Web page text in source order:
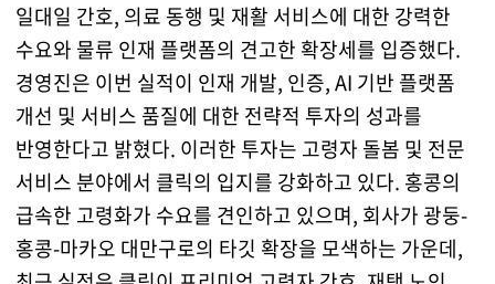
일대일 간호, 의료 동행 및 재활 서비스에 대한 강력한
수요와 물류 인재 플랫폼의 견고한 확장세를 입증했다.
경영진은 이번 실적이 인재 개발, 인증, AI 기반 플랫폼
개선 및 서비스 품질에 대한 전략적 투자의 성과를
반영한다고 밝혔다. 이러한 투자는 고령자 돌봄 및 전문
서비스 분야에서 클릭의 입지를 강화하고 있다. 홍콩의
급속한 고령화가 수요를 견인하고 있으며, 회사가 광둥-
홍콩-마카오 대만구로의 타깃 확장을 모색하는 가운데,